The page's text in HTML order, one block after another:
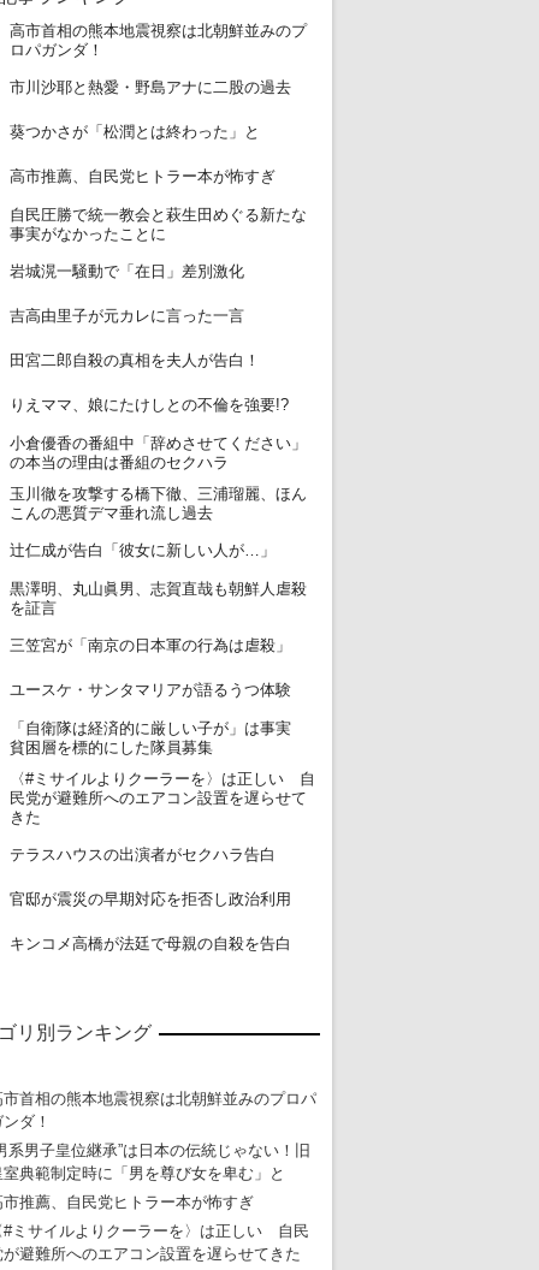
1
高市首相の熊本地震視察は北朝鮮並みのプ
ロパガンダ！
2
市川沙耶と熱愛・野島アナに二股の過去
3
葵つかさが「松潤とは終わった」と
4
高市推薦、自民党ヒトラー本が怖すぎ
5
自民圧勝で統一教会と萩生田めぐる新たな
事実がなかったことに
6
岩城滉一騒動で「在日」差別激化
7
吉高由里子が元カレに言った一言
8
田宮二郎自殺の真相を夫人が告白！
9
りえママ、娘にたけしとの不倫を強要!?
10
小倉優香の番組中「辞めさせてください」
の本当の理由は番組のセクハラ
11
玉川徹を攻撃する橋下徹、三浦瑠麗、ほん
こんの悪質デマ垂れ流し過去
12
辻仁成が告白「彼女に新しい人が…」
13
黒澤明、丸山眞男、志賀直哉も朝鮮人虐殺
を証言
14
三笠宮が「南京の日本軍の行為は虐殺」
15
ユースケ・サンタマリアが語るうつ体験
16
「自衛隊は経済的に厳しい子が」は事実
貧困層を標的にした隊員募集
17
〈#ミサイルよりクーラーを〉は正しい 自
民党が避難所へのエアコン設置を遅らせて
きた
18
テラスハウスの出演者がセクハラ告白
19
官邸が震災の早期対応を拒否し政治利用
20
キンコメ高橋が法廷で母親の自殺を告白
リ別ランキング
市首相の熊本地震視察は北朝鮮並みのプロパ
ンダ！
系男子皇位継承”は日本の伝統じゃない！旧
室典範制定時に「男を尊び女を卑む」と
市推薦、自民党ヒトラー本が怖すぎ
#ミサイルよりクーラーを〉は正しい 自民
が避難所へのエアコン設置を遅らせてきた